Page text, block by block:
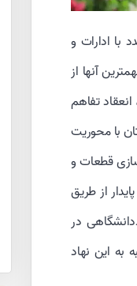
با ادارات و
آنها از
تفاهم
با محوریت
قطعات و
از طریق
در
به این نهاد